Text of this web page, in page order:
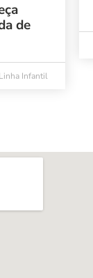
de
Linha Infantil